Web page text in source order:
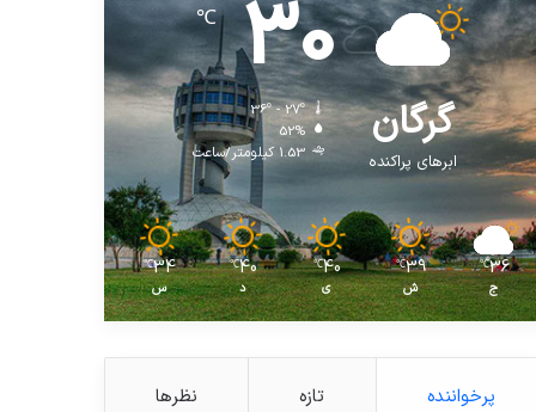
گرگان
ابرهای پراکنده
30
℃
36º - 27º
52%
1.53 کیلومتر/ساعت
36
℃
ج
39
℃
ش
40
℃
ی
40
℃
د
34
℃
س
پرخواننده تازه نظرها